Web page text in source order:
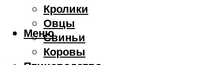
Кролики
Овцы
Свиньи
Коровы
Меню